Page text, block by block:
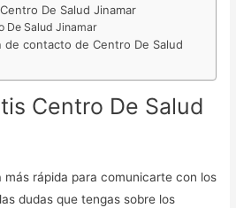
De Salud Jinamar
De Salud Jinamar
de contacto de Centro De Salud
Centro De Salud
más rápida para comunicarte con los
dudas que tengas sobre los